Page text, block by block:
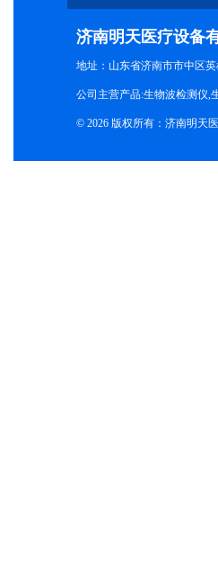
济南明天医疗设备
地址：山东省济南市市中区
公司主营产品:生物波检测仪,
© 2026 版权所有：济南明天